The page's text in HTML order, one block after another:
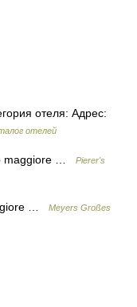
отеля: Адрес:
отелей
maggiore …
Pierer's
…
Meyers Großes